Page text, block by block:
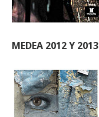
MEDEA 2012 Y 2013